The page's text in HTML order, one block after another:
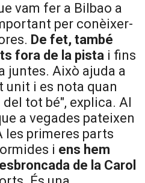
vam fer a Bilbao a
per conèixer-
De fet, també
fora de la pista i fins
juntes. Això ajuda a
unit i es nota quan
tot bé", explica. Al
a vegades pateixen
primeres parts
i ens hem
de la Carol